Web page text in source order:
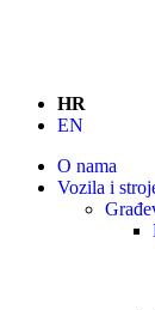
HR
EN
O nama
Vozila i